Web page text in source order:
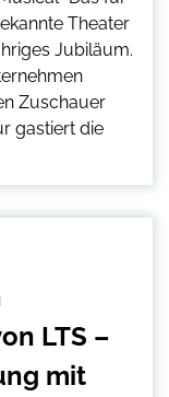
Theater
Jubiläum.
Zuschauer
gastiert die
LTS –
mit